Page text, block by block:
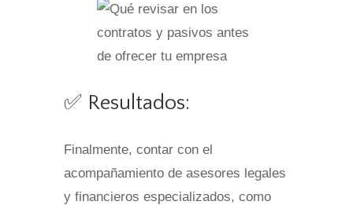
✅ Resultados:
Finalmente, contar con el
acompañamiento de asesores legales
y financieros especializados, como